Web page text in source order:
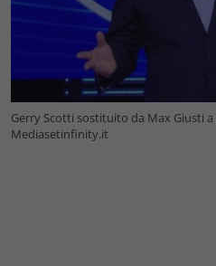
Gerry Scotti sostituito da Max Giusti
Mediasetinfinity.it